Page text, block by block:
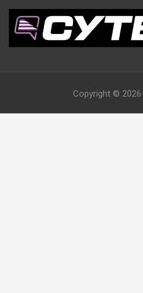
Copyright © 2026